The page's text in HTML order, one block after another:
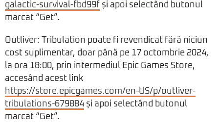
galactic-survival-fbd99f și apoi selectând butonul
marcat “Get”.
Outliver: Tribulation poate fi revendicat fără niciun
cost suplimentar, doar până pe 17 octombrie 2024,
la ora 18:00, prin intermediul Epic Games Store,
accesând acest link
https://store.epicgames.com/en-US/p/outliver-
tribulations-679884 și apoi selectând butonul
marcat “Get”.